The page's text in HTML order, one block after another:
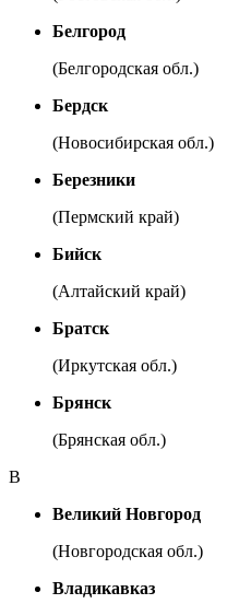
Белгород
(Белгородская обл.)
Бердск
(Новосибирская обл.)
Березники
(Пермский край)
Бийск
(Алтайский край)
Братск
(Иркутская обл.)
Брянск
(Брянская обл.)
В
Великий Новгород
(Новгородская обл.)
Владикавказ